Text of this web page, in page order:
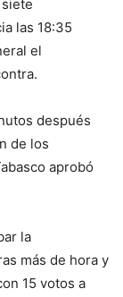
las 18:35
el
después
de los
aprobó
la
más de hora y
15 votos a